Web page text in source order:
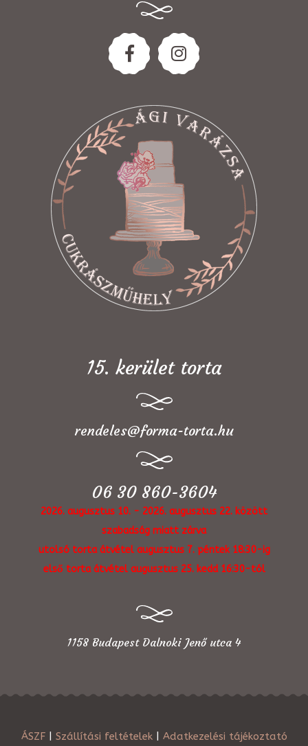
15. kerület torta
rendeles@forma-torta.hu
06 30 860-3604
2026. augusztus 10. - 2026. augusztus 22. között
szabadság miatt zárva
utolsó torta átvétel augusztus 7. péntek 18:30-ig
első torta átvétel augusztus 25. kedd 16:30-tól
1158 Budapest Dalnoki Jenő utca 4
ÁSZF| Szállítási feltételek| Adatkezelési tájékoztató